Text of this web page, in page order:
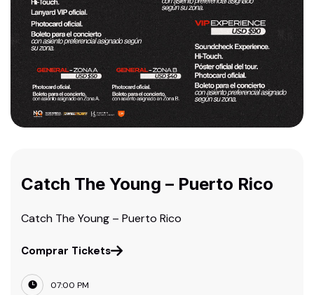
Catch The Young – Puerto Rico
Catch The Young – Puerto Rico
Comprar Tickets
07:00 PM